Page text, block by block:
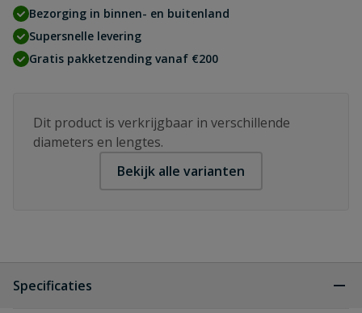
Bezorging in binnen- en buitenland
Supersnelle levering
Gratis pakketzending vanaf €200
Dit product is verkrijgbaar in verschillende
diameters en lengtes.
Bekijk alle varianten
Specificaties